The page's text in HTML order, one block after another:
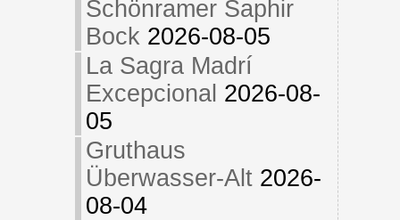
Schönramer Saphir
Bock 2026-08-05
La Sagra Madrí
Excepcional 2026-08-
05
Gruthaus
Überwasser-Alt 2026-
08-04